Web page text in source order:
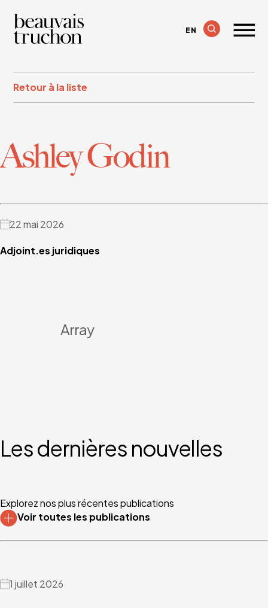
EN
Retour à la liste
Ashley Godin
22 mai 2026
Adjoint.es juridiques
Array
Les dernières nouvelles
Explorez nos plus récentes publications
Voir toutes les publications
1 juillet 2026